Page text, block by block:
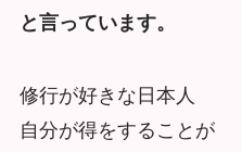
と言っています。
修行が好きな日本人
自分が得をすることが